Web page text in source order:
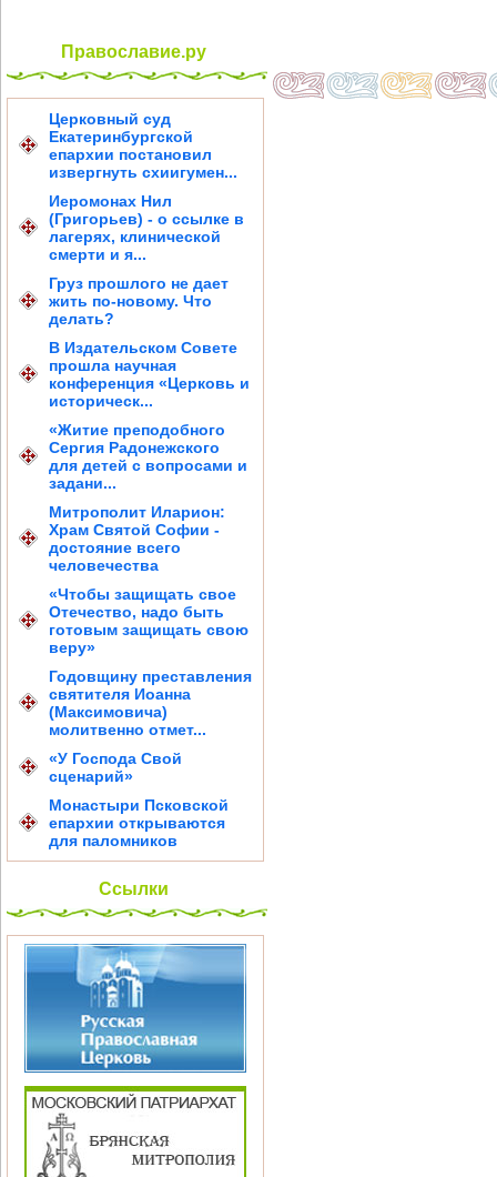
Православие.ру
Церковный суд
Екатеринбургской
епархии постановил
извергнуть схиигумен...
Иеромонах Нил
(Григорьев) - о ссылке в
лагерях, клинической
смерти и я...
Груз прошлого не дает
жить по-новому. Что
делать?
В Издательском Совете
прошла научная
конференция «Церковь и
историческ...
«Житие преподобного
Сергия Радонежского
для детей с вопросами и
задани...
Митрополит Иларион:
Храм Святой Софии -
достояние всего
человечества
«Чтобы защищать свое
Отечество, надо быть
готовым защищать свою
веру»
Годовщину преставления
святителя Иоанна
(Максимовича)
молитвенно отмет...
«У Господа Свой
сценарий»
Монастыри Псковской
епархии открываются
для паломников
Ссылки